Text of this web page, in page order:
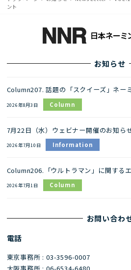
ント
お知らせ
Column207. 話題の「スクイーズ」ネー
2026年8月3日 Column
7月22日（水）ウェビナー開催のお知ら
2026年7月10日 Information
Column206.「ウルトラマン」に関する
2026年7月1日 Column
お問い合わ
電話
東京事務所 : 03-3596-0007
大阪事務所 : 06-6534-6480